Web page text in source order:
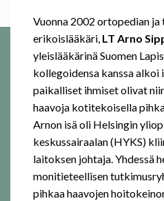
Vuonna 2002 ortopedian
erikoislääkäri, LT Arno
yleislääkärinä Suomen
kollegoidensa kanssa alkoi
paikalliset ihmiset olivat
haavoja kotitekoisella
Arnon isä oli Helsingin
keskussairaalan (HYKS)
laitoksen johtaja. Yhdessä
monitieteellisen
pihkaa haavojen